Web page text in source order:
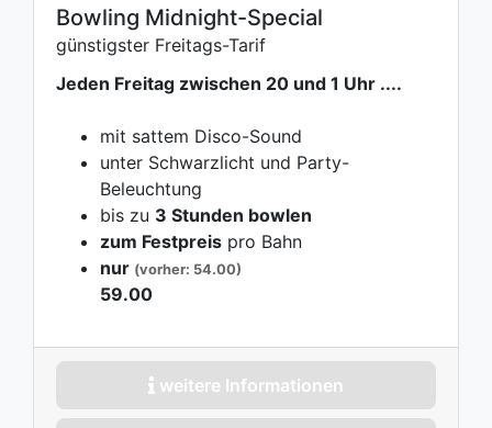
Bowling Midnight-Special
günstigster Freitags-Tarif
Jeden Freitag zwischen 20 und 1 Uhr ....
mit sattem Disco-Sound
unter Schwarzlicht und Party-
Beleuchtung
bis zu 3 Stunden bowlen
zum Festpreis pro Bahn
nur (vorher: 54.00)
59.00
weitere Informationen